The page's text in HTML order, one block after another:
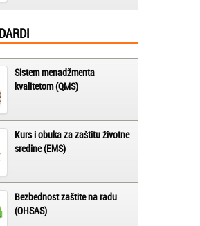
Sistem menadžmenta
kvalitetom (QMS)
Kurs i obuka za zaštitu životne
sredine (EMS)
Bezbednost zaštite na radu
(OHSAS)